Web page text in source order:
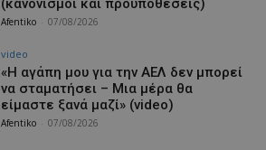
(κανονισμοί και προϋποθέσεις)
Afentiko 07/08/2026
video
«Η αγάπη μου για την ΑΕΛ δεν μπορεί
να σταματήσει – Μια μέρα θα
είμαστε ξανά μαζί» (video)
Afentiko 07/08/2026